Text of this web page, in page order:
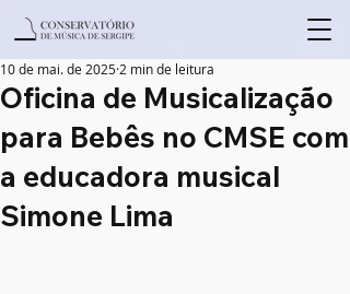
Oficina de Musicalização
para Bebês no CMSE com
a educadora musical
Simone Lima
10 de mai. de 2025 2 min de leitura